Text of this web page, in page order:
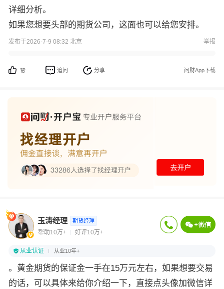
详细分析。
如果您想要头部的期货公司，这面也可以给您安排。
发布于2026-7-9 08:32 北京 举报
赞 追问 分享 问财App下载
玉涛经理 期货经理
帮助10万+ 好评10万+
从业认证 从业10年+
。黄金期货的保证金一手在15万元左右，如果想要交易
的话，可以具体来给你介绍一下，直接点头像加微信详